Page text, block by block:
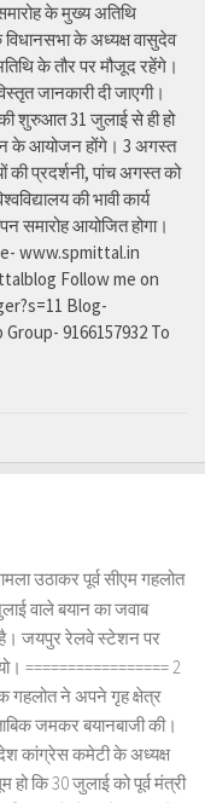
के मुख्य अतिथि
के अध्यक्ष वासुदेव
के तौर पर मौजूद रहेंगे।
जानकारी दी जाएगी।
की शुरुआत 31 जुलाई से ही हो
के आयोजन होंगे। 3 अगस्त
की प्रदर्शनी, पांच अगस्त को
की भावी कार्य
समारोह आयोजित होगा।
www.spmittal.in
Follow me on
Blog-
9166157932 To
उठाकर पूर्व सीएम गहलोत
वाले बयान का जवाब
जयपुर रेलवे स्टेशन पर
================= 2
गहलोत ने अपने गृह क्षेत्र
जमकर बयानबाजी की।
कांग्रेस कमेटी के अध्यक्ष
हो कि 30 जुलाई को पूर्व मंत्री